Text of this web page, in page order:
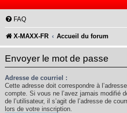
FAQ
X-MAXX-FR Accueil du forum
Envoyer le mot de passe
Adresse de courriel :
Cette adresse doit correspondre à
compte. Si vous ne l’avez jamais modifié
de l’utilisateur, il s’agit de l’adresse de
lors de votre inscription.